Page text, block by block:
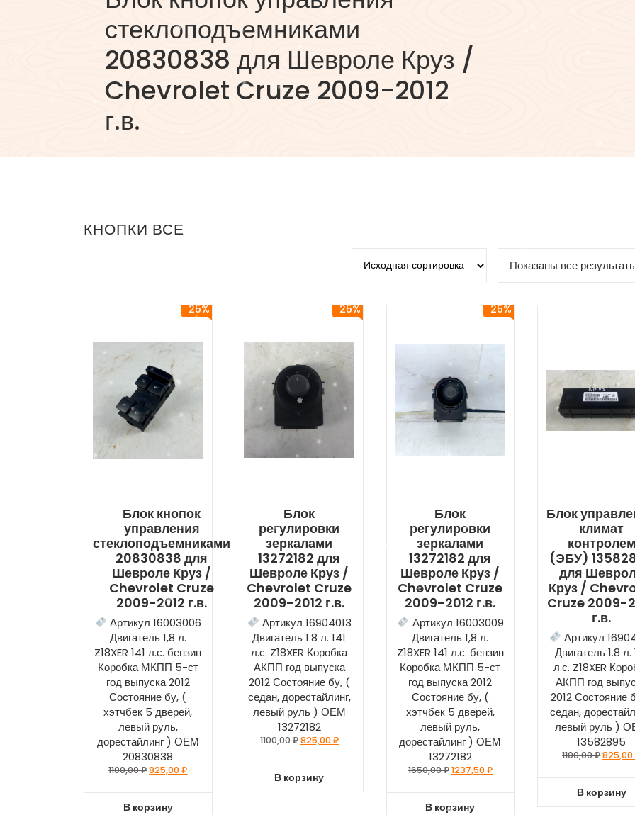
стеклоподъемниками
20830838 для Шевроле Круз /
Chevrolet Cruze 2009-2012
г.в.
КНОПКИ ВСЕ
Показаны все
25%
Блок кнопок
управления
стеклоподъемниками
20830838 для
Шевроле Круз /
Chevrolet Cruze
2009-2012 г.в.
Артикул 16003006
Двигатель 1,8 л.
Z18XER 141 л.с. бензин
Коробка МКПП 5-ст
год выпуска 2012
Состояние бу, (
хэтчбек 5 дверей,
левый руль,
дорестайлинг ) ОЕМ
20830838
1100,00₽825,00₽
В корзину
25%
Блок
регулировки
зеркалами
13272182 для
Шевроле Круз /
Chevrolet Cruze
2009-2012 г.в.
Артикул 16904013
Двигатель 1.8 л. 141
л.с. Z18XER Коробка
АКПП год выпуска
2012 Состояние бу, (
седан, дорестайлинг,
левый руль ) ОЕМ
13272182
1100,00₽825,00₽
В корзину
25%
Блок
регулировки
зеркалами
13272182 для
Шевроле Круз /
Chevrolet Cruze
2009-2012 г.в.
Артикул 16003009
Двигатель 1,8 л.
Z18XER 141 л.с. бензин
Коробка МКПП 5-ст
год выпуска 2012
Состояние бу, (
хэтчбек 5 дверей,
левый руль,
дорестайлинг ) ОЕМ
13272182
1650,00₽1237,50₽
В корзину
Блок
климат
контролем
(ЭБУ)
для
Круз /
Cruze 2009-
г.в.
Артикул
Двигатель 1.8 л.
л.с. Z18XER
АКПП год
2012 Состояние
седан,
левый руль )
13582895
1100,00₽825,00
В корзину